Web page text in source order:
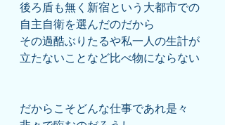
後ろ盾も無く新宿という大都市での
自主自衛を選んだのだから
その過酷ぶりたるや私一人の生計が
立たないことなど比べ物にならない
だからこそどんな仕事であれ是々